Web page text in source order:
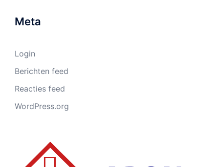
Meta
Login
Berichten feed
Reacties feed
WordPress.org